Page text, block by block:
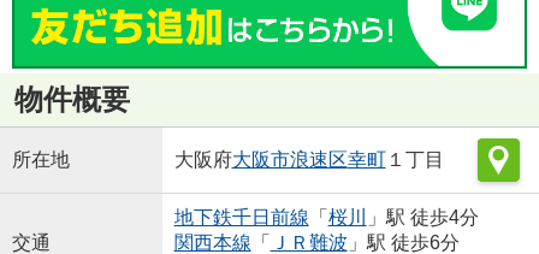
物件概要
所在地 大阪府大阪市浪速区幸町１丁目
交通
地下鉄千日前線 「 桜川
」駅 徒歩4分
関西本線 「 ＪＲ難波 」駅 徒歩6分